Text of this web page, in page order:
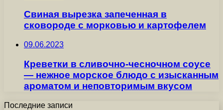
Cвиная вырезка запеченная в
сковороде с морковью и картофелем
09.06.2023
Креветки в сливочно-чесночном соусе
— нежное морское блюдо с изысканным
ароматом и неповторимым вкусом
Последние записи